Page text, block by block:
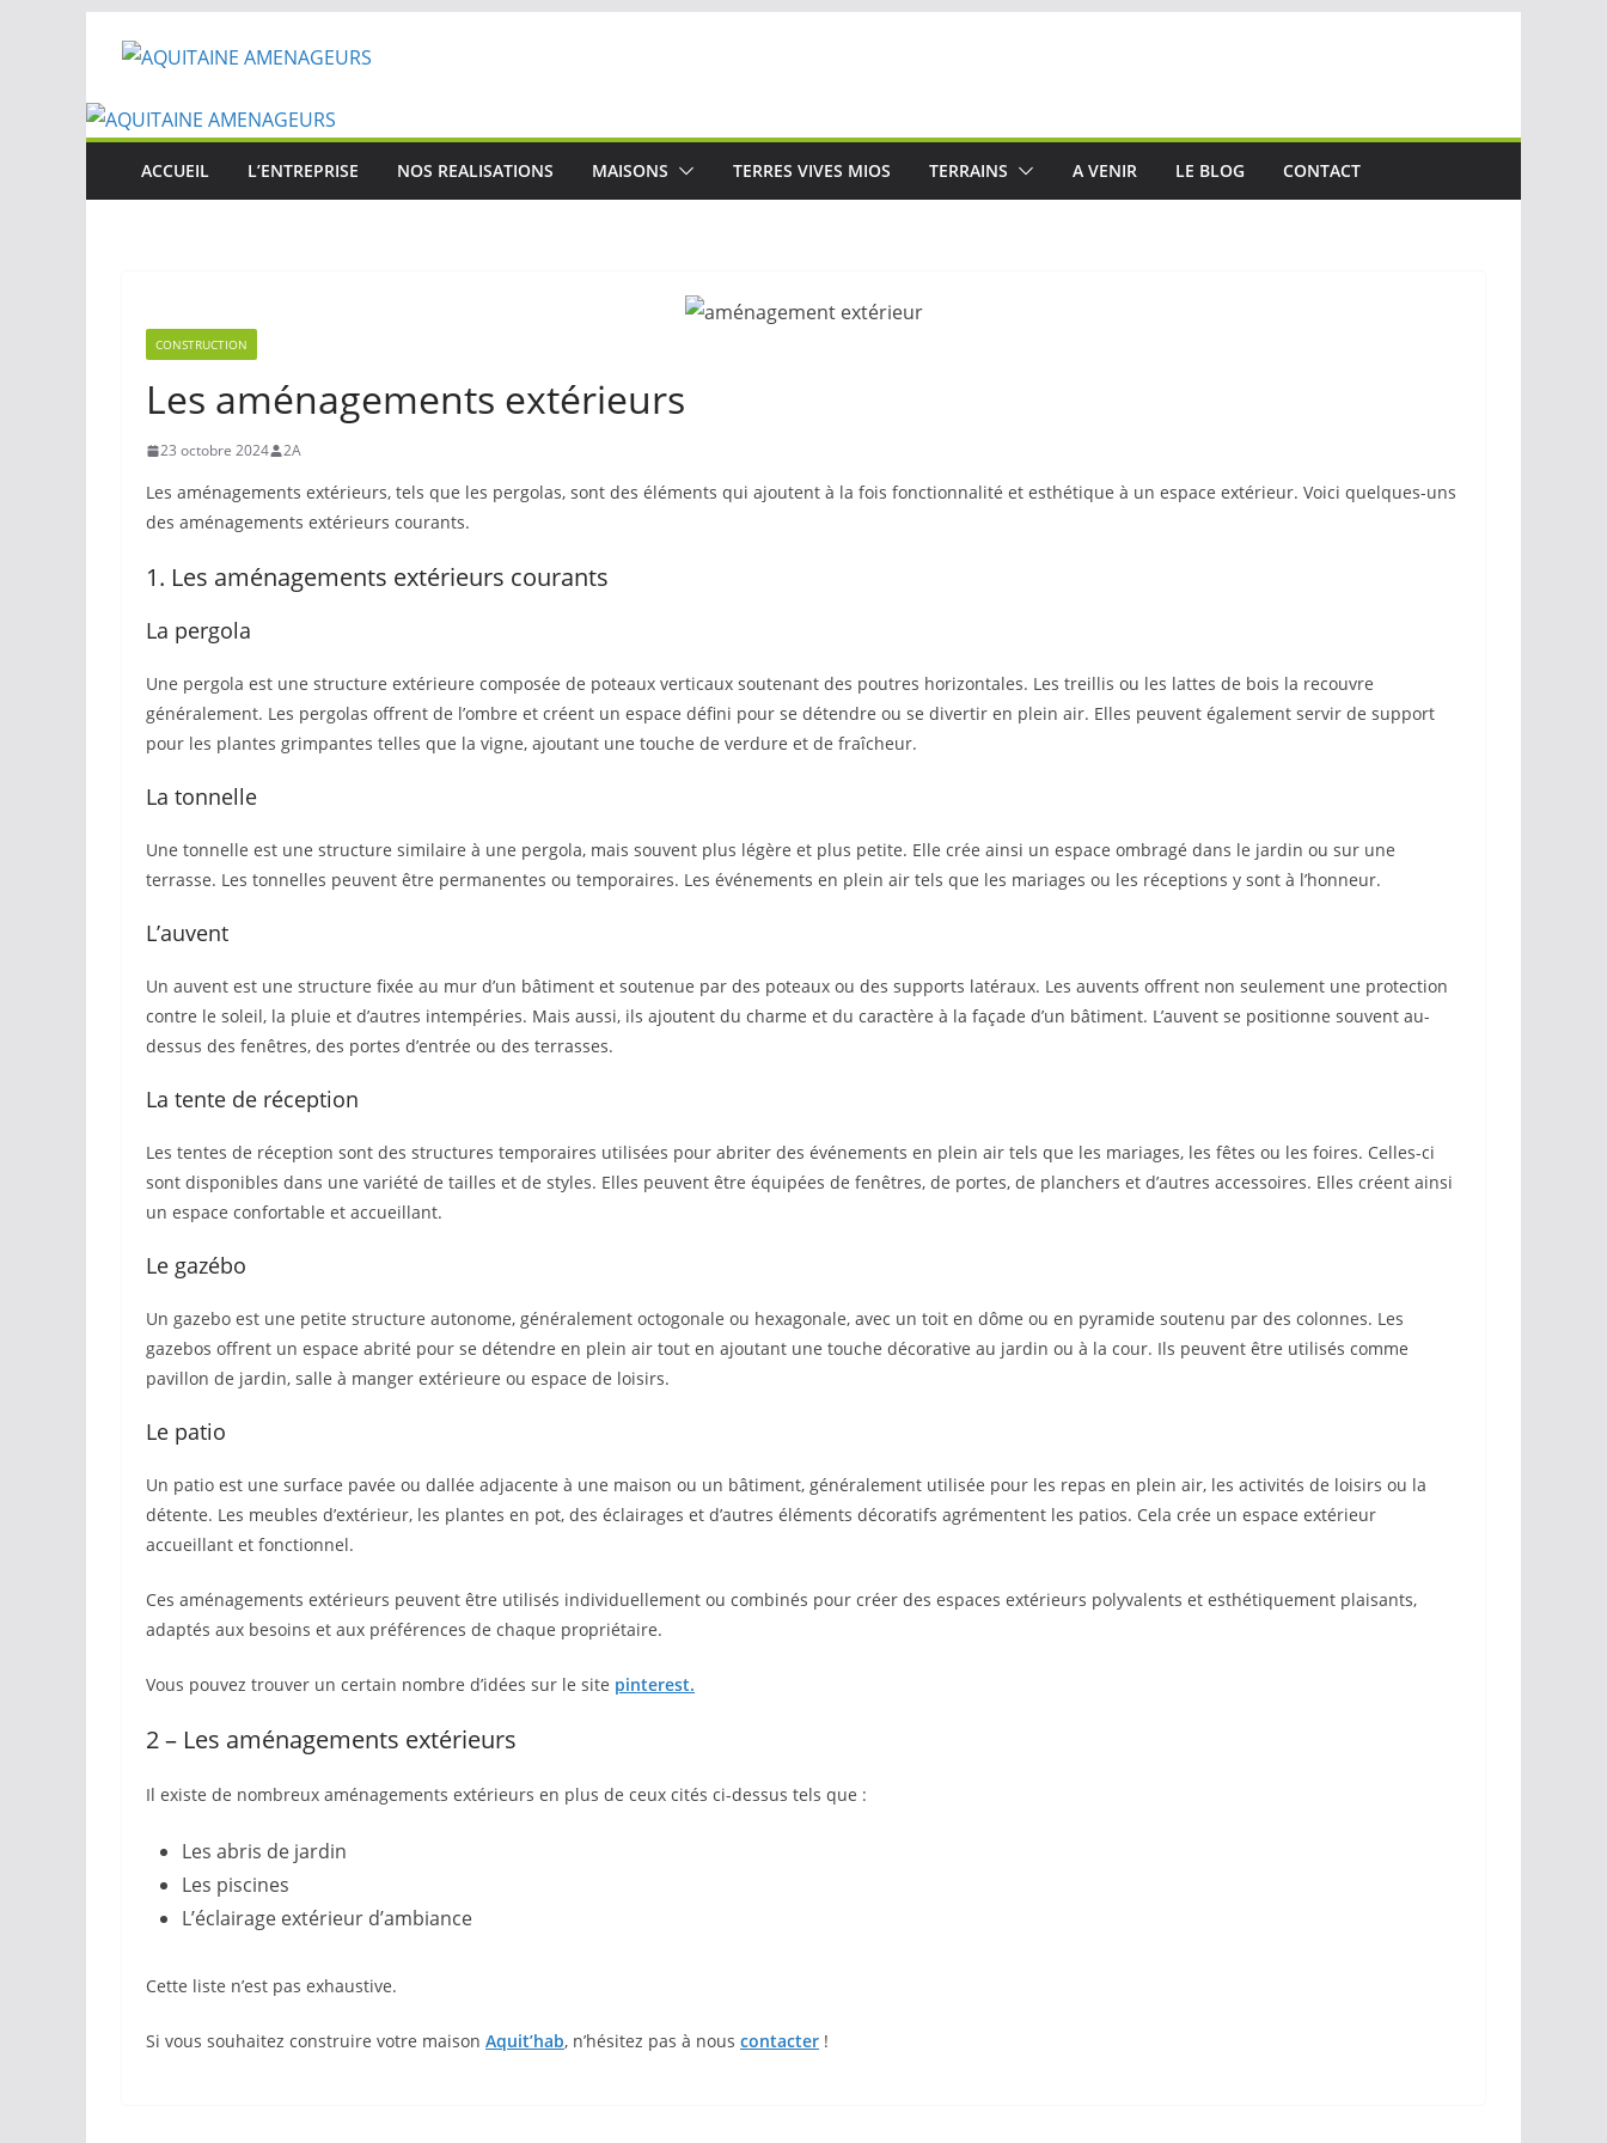
ACCUEIL L’ENTREPRISE NOS REALISATIONS MAISONS TERRES VIVES MIOS TERRAINS A VENIR LE BLOG CONTACT
CONSTRUCTION
Les aménagements extérieurs
23 octobre 2024 2A
Les aménagements extérieurs, tels que les pergolas, sont des éléments qui ajoutent à la fois fonctionnalité et esthétique à un espace extérieur. Voici quelques-uns
des aménagements extérieurs courants.
1. Les aménagements extérieurs courants
La pergola
Une pergola est une structure extérieure composée de poteaux verticaux soutenant des poutres horizontales. Les treillis ou les lattes de bois la recouvre
généralement. Les pergolas offrent de l’ombre et créent un espace défini pour se détendre ou se divertir en plein air. Elles peuvent également servir de support
pour les plantes grimpantes telles que la vigne, ajoutant une touche de verdure et de fraîcheur.
La tonnelle
Une tonnelle est une structure similaire à une pergola, mais souvent plus légère et plus petite. Elle crée ainsi un espace ombragé dans le jardin ou sur une
terrasse. Les tonnelles peuvent être permanentes ou temporaires. Les événements en plein air tels que les mariages ou les réceptions y sont à l’honneur.
L’auvent
Un auvent est une structure fixée au mur d’un bâtiment et soutenue par des poteaux ou des supports latéraux. Les auvents offrent non seulement une protection
contre le soleil, la pluie et d’autres intempéries. Mais aussi, ils ajoutent du charme et du caractère à la façade d’un bâtiment. L’auvent se positionne souvent au-
dessus des fenêtres, des portes d’entrée ou des terrasses.
La tente de réception
Les tentes de réception sont des structures temporaires utilisées pour abriter des événements en plein air tels que les mariages, les fêtes ou les foires. Celles-ci
sont disponibles dans une variété de tailles et de styles. Elles peuvent être équipées de fenêtres, de portes, de planchers et d’autres accessoires. Elles créent ainsi
un espace confortable et accueillant.
Le gazébo
Un gazebo est une petite structure autonome, généralement octogonale ou hexagonale, avec un toit en dôme ou en pyramide soutenu par des colonnes. Les
gazebos offrent un espace abrité pour se détendre en plein air tout en ajoutant une touche décorative au jardin ou à la cour. Ils peuvent être utilisés comme
pavillon de jardin, salle à manger extérieure ou espace de loisirs.
Le patio
Un patio est une surface pavée ou dallée adjacente à une maison ou un bâtiment, généralement utilisée pour les repas en plein air, les activités de loisirs ou la
détente. Les meubles d’extérieur, les plantes en pot, des éclairages et d’autres éléments décoratifs agrémentent les patios. Cela crée un espace extérieur
accueillant et fonctionnel.
Ces aménagements extérieurs peuvent être utilisés individuellement ou combinés pour créer des espaces extérieurs polyvalents et esthétiquement plaisants,
adaptés aux besoins et aux préférences de chaque propriétaire.
Vous pouvez trouver un certain nombre d’idées sur le site pinterest.
2 – Les aménagements extérieurs
Il existe de nombreux aménagements extérieurs en plus de ceux cités ci-dessus tels que :
Les abris de jardin
Les piscines
L’éclairage extérieur d’ambiance
Cette liste n’est pas exhaustive.
Si vous souhaitez construire votre maison Aquit’hab, n’hésitez pas à nous contacter !